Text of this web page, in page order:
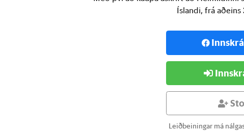
Íslandi, frá aðeins
Leiðbeiningar má